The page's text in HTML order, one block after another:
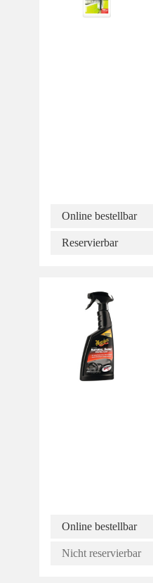
Online bestellbar
Reservierbar
Online bestellbar
Nicht reservierbar